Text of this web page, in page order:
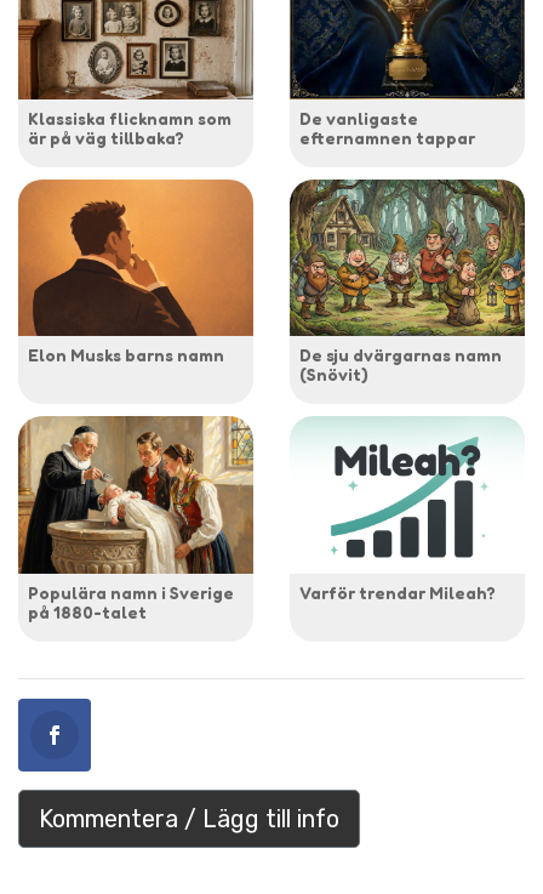
Klassiska flicknamn som
är på väg tillbaka?
De vanligaste
efternamnen tappar
Elon Musks barns namn
De sju dvärgarnas namn
(Snövit)
Populära namn i Sverige
på 1880-talet
Varför trendar Mileah?
Kommentera / Lägg till info